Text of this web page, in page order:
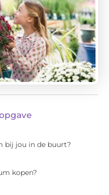
bij jou in de buurt?
kopen?